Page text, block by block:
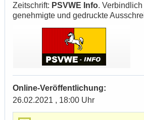
Zeitschrift: PSVWE Info.
genehmigte und gedruckte
Online-Veröffentlichung:
26.02.2021 , 18:00 Uhr